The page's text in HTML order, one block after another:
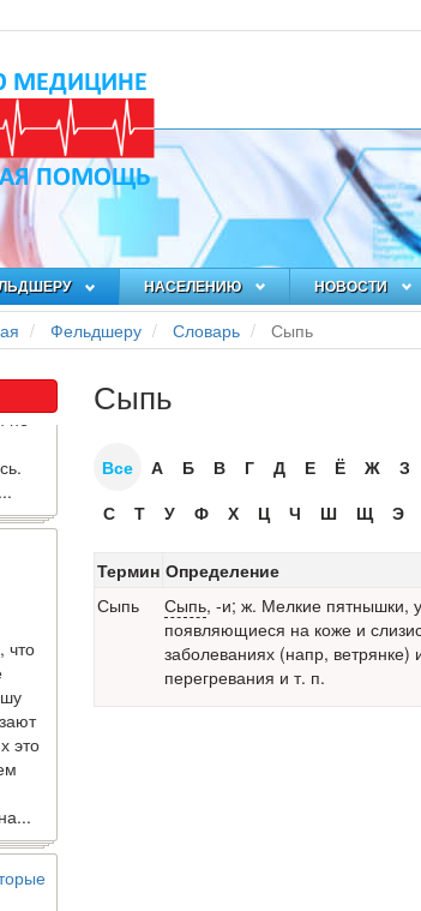
НАСЕЛЕНИЮ НОВОСТИ
Фельдшеру Словарь Сыпь
это
Сыпь
Все А Б В Г Д Е Ё Ж З
С
Т У Ф Х Ц Ч Ш Щ Э
Термин Определение
Сыпь
Сыпь, -и; ж. Мелкие пятнышки,
появляющиеся на коже и
заболеваниях (напр,
перегревания и т. п.